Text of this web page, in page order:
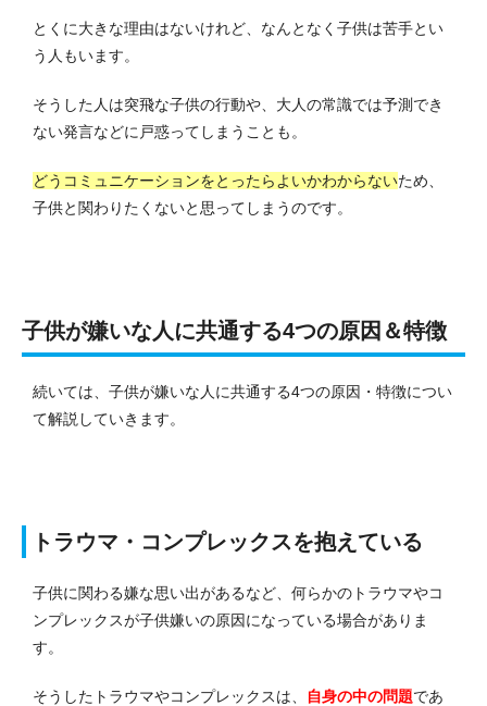
とくに大きな理由はないけれど、なんとなく子供は苦手とい
う人もいます。
そうした人は突飛な子供の行動や、大人の常識では予測でき
ない発言などに戸惑ってしまうことも。
どうコミュニケーションをとったらよいかわからないため、
子供と関わりたくないと思ってしまうのです。
子供が嫌いな人に共通する4つの原因＆特徴
続いては、子供が嫌いな人に共通する4つの原因・特徴につい
て解説していきます。
トラウマ・コンプレックスを抱えている
子供に関わる嫌な思い出があるなど、何らかのトラウマやコ
ンプレックスが子供嫌いの原因になっている場合がありま
す。
そうしたトラウマやコンプレックスは、 自身の中の問題であ